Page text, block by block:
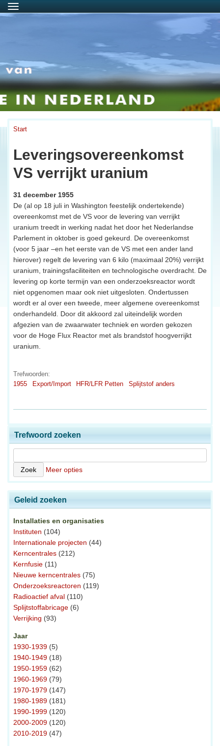
Menu
Start
Leveringsovereenkomst
VS verrijkt uranium
31 december 1955
De (al op 18 juli in Washington feestelijk ondertekende)
overeenkomst met de VS voor de levering van verrijkt
uranium treedt in werking nadat het door het Nederlandse
Parlement in oktober is goed gekeurd. De overeenkomst
(voor 5 jaar –en het eerste van de VS met een ander land
hierover) regelt de levering van 6 kilo (maximaal 20%) verrijkt
uranium, trainingsfaciliteiten en technologische overdracht. De
levering op korte termijn van een onderzoeksreactor wordt
niet opgenomen maar ook niet uitgesloten. Ondertussen
wordt er al over een tweede, meer algemene overeenkomst
onderhandeld. Door dit akkoord zal uiteindelijk worden
afgezien van de zwaarwater techniek en worden gekozen
voor de Hoge Flux Reactor met als brandstof hoogverrijkt
uranium.
Trefwoorden:
1955
Export/Import HFR/LFR Petten Splijtstof anders
Trefwoord zoeken
Meer opties
Geleid zoeken
Installaties en organisaties
Instituten (104)
Internationale projecten (44)
Kerncentrales (212)
Kernfusie (11)
Nieuwe kerncentrales (75)
Onderzoeksreactoren (119)
Radioactief afval (110)
Splijtstoffabricage (6)
Verrijking (93)
Jaar
1930-1939 (5)
1940-1949 (18)
1950-1959 (62)
1960-1969 (79)
1970-1979 (147)
1980-1989 (181)
1990-1999 (120)
2000-2009 (120)
2010-2019 (47)